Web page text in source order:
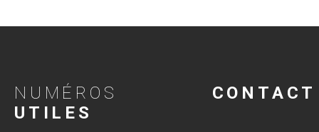
NUMÉROS
UTILES
CONTACT